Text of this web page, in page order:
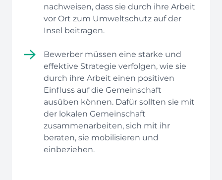
nachweisen, dass sie durch ihre Arbeit
vor Ort zum Umweltschutz auf der
Insel beitragen.
Bewerber müssen eine starke und
effektive Strategie verfolgen, wie sie
durch ihre Arbeit einen positiven
Einfluss auf die Gemeinschaft
ausüben können. Dafür sollten sie mit
der lokalen Gemeinschaft
zusammenarbeiten, sich mit ihr
beraten, sie mobilisieren und
einbeziehen.